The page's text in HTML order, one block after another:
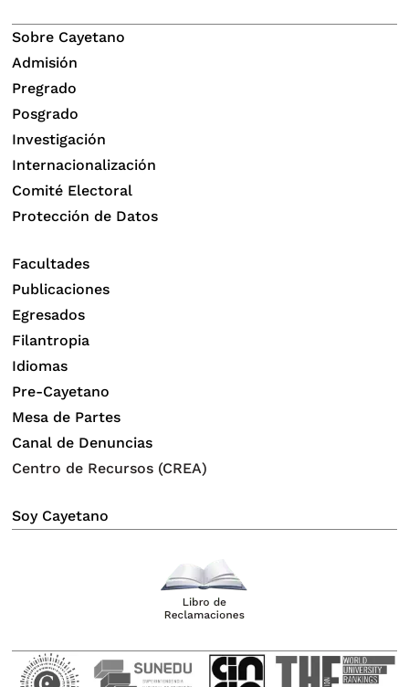
Sobre Cayetano
Admisión
Pregrado
Posgrado
Investigación
Internacionalización
Comité Electoral
Protección de Datos
Facultades
Publicaciones
Egresados
Filantropia
Idiomas
Pre-Cayetano
Mesa de Partes
Canal de Denuncias
Centro de Recursos (CREA)
Soy Cayetano